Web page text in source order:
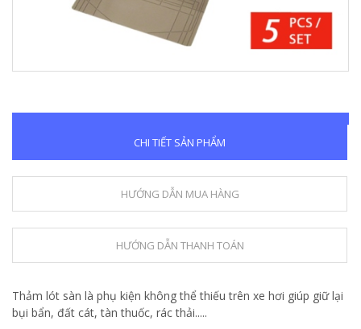
CHI TIẾT SẢN PHẨM
HƯỚNG DẪN MUA HÀNG
HƯỚNG DẪN THANH TOÁN
Thảm lót sàn là phụ kiện không thể thiếu trên xe hơi giúp giữ lại
bụi bẩn, đất cát, tàn thuốc, rác thải.....